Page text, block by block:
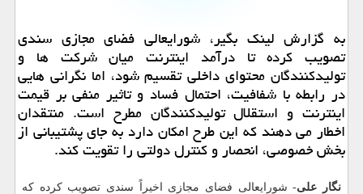
به گزارش لینک بگیر، شورایعالی فضای مجازی سندی
تصویب کرده تا درآمد اینترنت میان شرکت ها و
تولیدکنندگان محتوای داخلی تقسیم شود، اما نگرانی هایی
در رابطه با شفافیت، احتمال فساد و تاثیر منفی بر قیمت
اینترنت و استقلال تولیدکنندگان مطرح است. منتقدان
اخطار می دهند که این طرح امکان دارد به جای پشتیبانی از
بخش خصوصی، انحصار و کنترل دولتی را تقویت کند.
نگار علی- شورایعالی فضای مجازی اخیراً سندی تصویب کرده که